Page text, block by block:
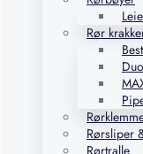
Rør
Rørsliper
Rørtralle